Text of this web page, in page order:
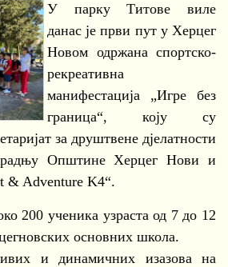
У парку Титове виле
данас је први пут у Херцег
Новом одржана спортско-
рекреативна
манифестација „Игре без
граница“, коју су
за друштвене дјелатности
Општине Херцег Нови и
& Adventure K4“.
200 ученика узраста од 7 до 12
основних школа.
и динамичних изазова на